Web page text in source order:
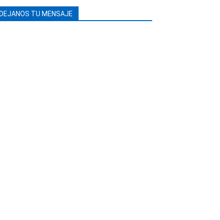
DEJANOS TU MENSAJE